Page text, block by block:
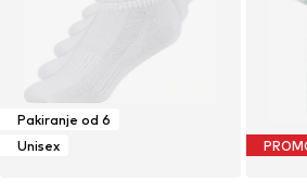
Pakiranje od 6
Unisex